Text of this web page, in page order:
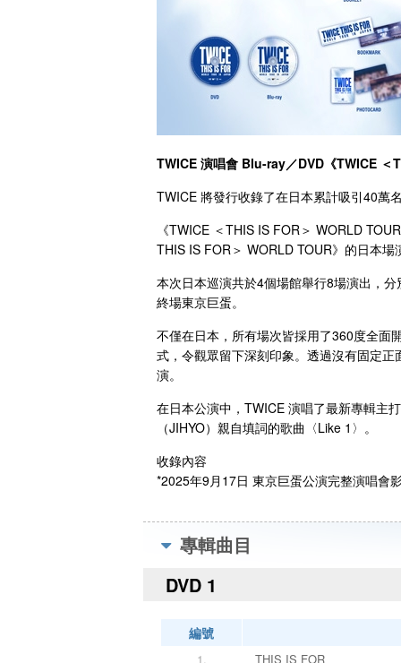
TWICE 演唱會 Blu-ray／DVD《TWICE ＜
TWICE 將發行收錄了在日本累計吸引40萬
《TWICE ＜THIS IS FOR＞ WORLD
THIS IS FOR＞ WORLD TOUR》的日本場
本次日本巡演共於4個場館舉行8場演出，
終場東京巨蛋。
不僅在日本，所有場次皆採用了360度全面
式，令觀眾留下深刻印象。透過沒有固定
演。
在日本公演中，TWICE 演唱了最新專輯主
（JIHYO）親自填詞的歌曲〈Like 1〉。
收錄內容
*2025年9月17日 東京巨蛋公演完整演唱會
專輯曲目
DVD 1
編號
1. THIS IS FOR